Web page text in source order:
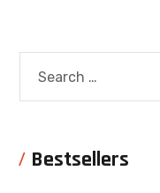
Bestsellers